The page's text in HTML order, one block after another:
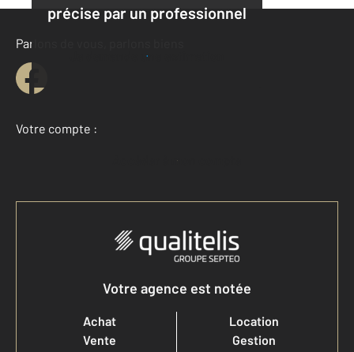
précise par un professionnel
Je demande une estimation
Parlons de vous, parlons biens
Votre compte :
Accéder à mon compte
Votre agence est notée
Achat
Vente
Location
Gestion